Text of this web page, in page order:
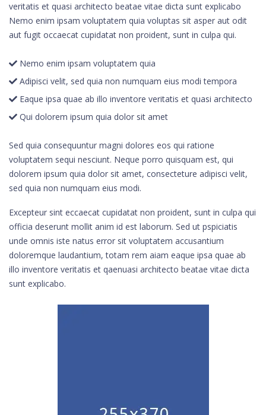
veritatis et quasi architecto beatae vitae dicta sunt explicabo
Nemo enim ipsam voluptatem quia voluptas sit asper aut odit
aut fugit occaecat cupidatat non proident, sunt in culpa qui.
Nemo enim ipsam voluptatem quia
Adipisci velit, sed quia non numquam eius modi tempora
Eaque ipsa quae ab illo inventore veritatis et quasi architecto
Qui dolorem ipsum quia dolor sit amet
Sed quia consequuntur magni dolores eos qui ratione
voluptatem sequi nesciunt. Neque porro quisquam est, qui
dolorem ipsum quia dolor sit amet, consecteture adipisci velit,
sed quia non numquam eius modi.
Excepteur sint eccaecat cupidatat non proident, sunt in culpa qui
officia deserunt mollit anim id est laborum. Sed ut pspiciatis
unde omnis iste natus error sit voluptatem accusantium
doloremque laudantium, totam rem aiam eaque ipsa quae ab
illo inventore veritatis et qaenuasi architecto beatae vitae dicta
sunt explicabo.